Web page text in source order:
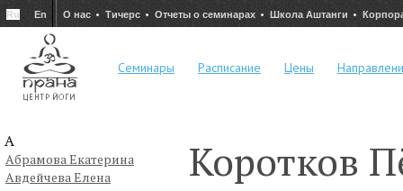
Ru En О нас Тичерс Отчеты о семинарах Школа Аштанги
Семинары Расписание Цены
А
Абрамова Екатерина
Авдейчева Елена
Коротков